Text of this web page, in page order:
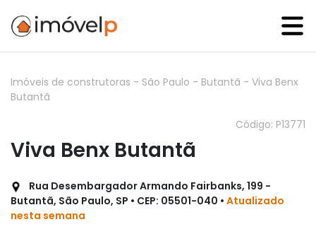
Imóveis de construtoras - São Paulo - Butantã - Viva Benx
Butantã
Código: P13771
Viva Benx Butantã
Rua Desembargador Armando Fairbanks, 199 -
Butantã, São Paulo, SP • CEP: 05501-040 • Atualizado
nesta semana